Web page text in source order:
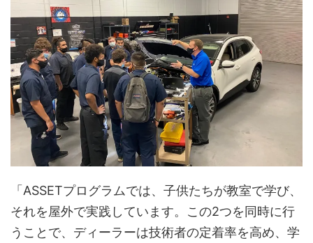
「ASSETプログラムでは、子供たちが教室で学び、
それを屋外で実践しています。この2つを同時に行
うことで、ディーラーは技術者の定着率を高め、学